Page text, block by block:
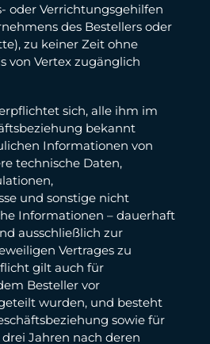
oder Verrichtungsgehilfen
des Bestellers oder
zu keiner Zeit ohne
von Vertex zugänglich
sich, alle ihm im
bekannt
Informationen von
technische Daten,
und sonstige nicht
Informationen – dauerhaft
ausschließlich zur
Vertrages zu
gilt auch für
Besteller vor
wurden, und besteht
sowie für
Jahren nach deren